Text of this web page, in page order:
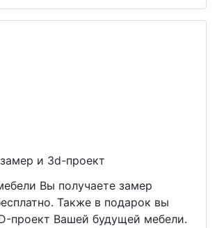
и 3d-проект
Вы получаете замер
Также в подарок вы
проект Вашей будущей мебели.